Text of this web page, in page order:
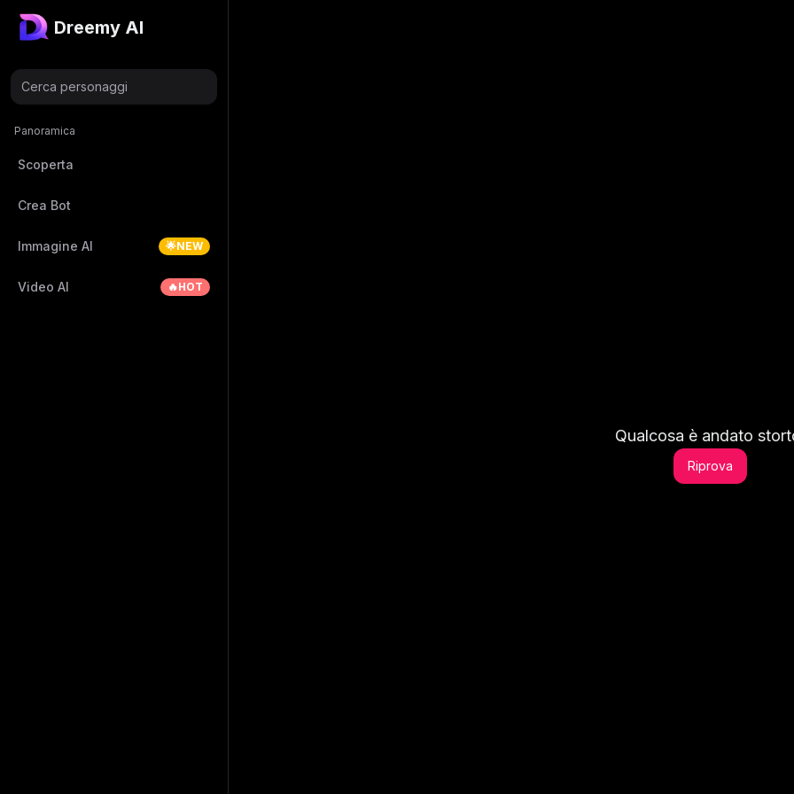
Qualcosa è andato
Riprova
Dreemy AI
Cerca personaggi
Panoramica
Scoperta
Crea Bot
Immagine AI 🌟NEW
Video AI 🔥HOT